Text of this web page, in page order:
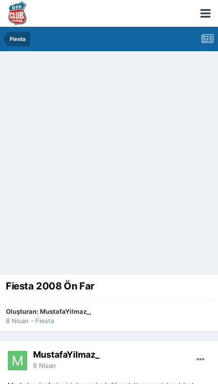
Fiesta
Fiesta 2008 Ön Far
Oluşturan: MustafaYilmaz_ ,
8 Nisan - Fiesta
MustafaYilmaz_
8 Nisan